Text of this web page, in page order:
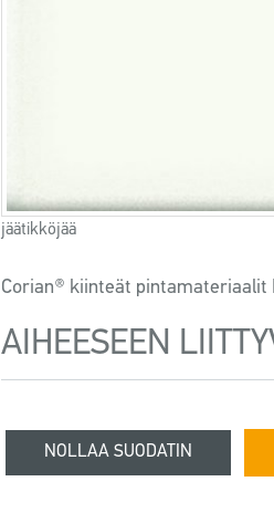
jäätikköjää
Corian® kiinteät pintamateriaalit
AIHEESEEN
NOLLAA SUODATIN